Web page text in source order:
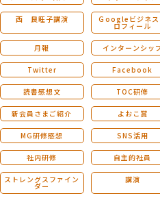
西 良旺子講演 Ｇoogleビジネス
ロフィール
月報 インターンシッ
Twitter Facebook
読書感想文 TOC研修
新会員さまご紹介 よおこ賞
MG研修感想 SNS活用
社内研修 自主的社員
ストレングスファイン
ダー
講演